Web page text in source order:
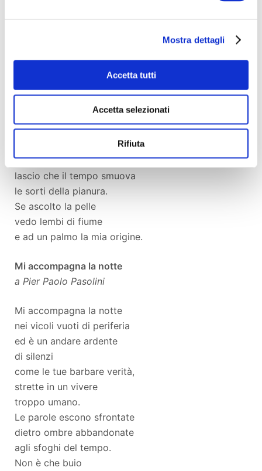
Mostra dettagli
Accetta tutti
Accetta selezionati
Rifiuta
quel docile orizzonte
e so dove hanno fermento
Legata ai vezzi del cielo
lascio che il tempo smuova
le sorti della pianura.
Se ascolto la pelle
vedo lembi di fiume
e ad un palmo la mia origine.
Mi accompagna la notte
a Pier Paolo Pasolini
Mi accompagna la notte
nei vicoli vuoti di periferia
ed è un andare ardente
di silenzi
come le tue barbare verità,
strette in un vivere
troppo umano.
Le parole escono sfrontate
dietro ombre abbandonate
agli sfoghi del tempo.
Non è che buio